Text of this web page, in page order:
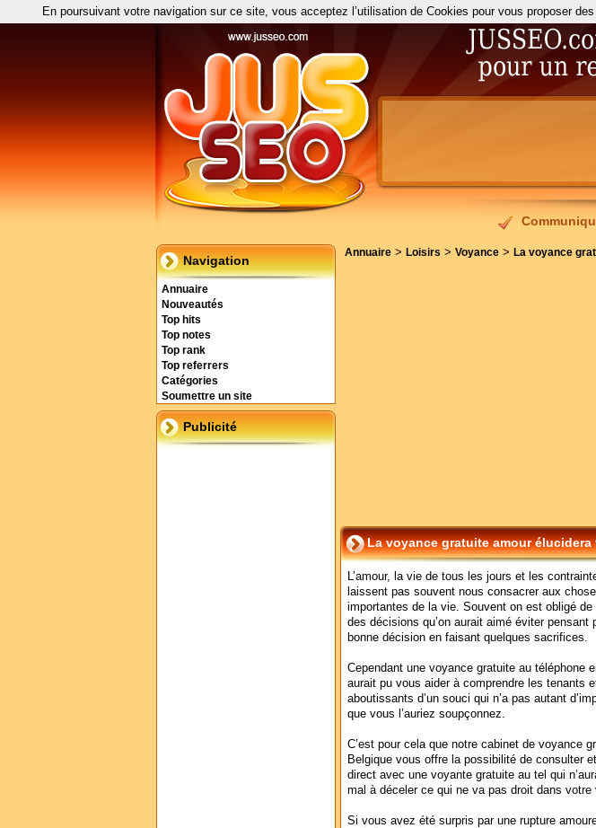
Navigation
Annuaire
Nouveautés
Top hits
Top notes
Top rank
Top referrers
Catégories
Soumettre un site
Publicité
Annuaire > Loisirs > Voyance > La voyance
La voyance gratuite amour
L’amour, la vie de tous les jours et les
laissent pas souvent nous consacrer aux
importantes de la vie. Souvent on est obligé de
des décisions qu’on aurait aimé éviter pensant
bonne décision en faisant quelques sacrifices.
Cependant une voyance gratuite au téléphone
aurait pu vous aider à comprendre les tenants
aboutissants d’un souci qui n’a pas autant
que vous l’auriez soupçonnez.
C’est pour cela que notre cabinet de voyance
Belgique vous offre la possibilité de consulter
direct avec une voyante gratuite au tel qui
mal à déceler ce qui ne va pas droit dans votre
Si vous avez été surpris par une rupture
En poursuivant votre navigation sur ce site, vous acceptez l’utilisation de Cookies pour vous proposer